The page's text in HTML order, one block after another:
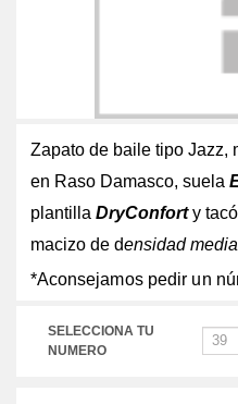
Zapato de baile tipo Jazz,
en Raso Damasco, suela
plantilla DryConfort y
macizo de densidad media
*Aconsejamos pedir un
SELECCIONA TU
NUMERO